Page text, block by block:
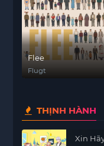
Flee
Flugt
THỊNH HÀNH
Xin